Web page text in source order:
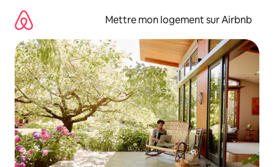
directement
contenu
Mettre mon logement sur Airbnb